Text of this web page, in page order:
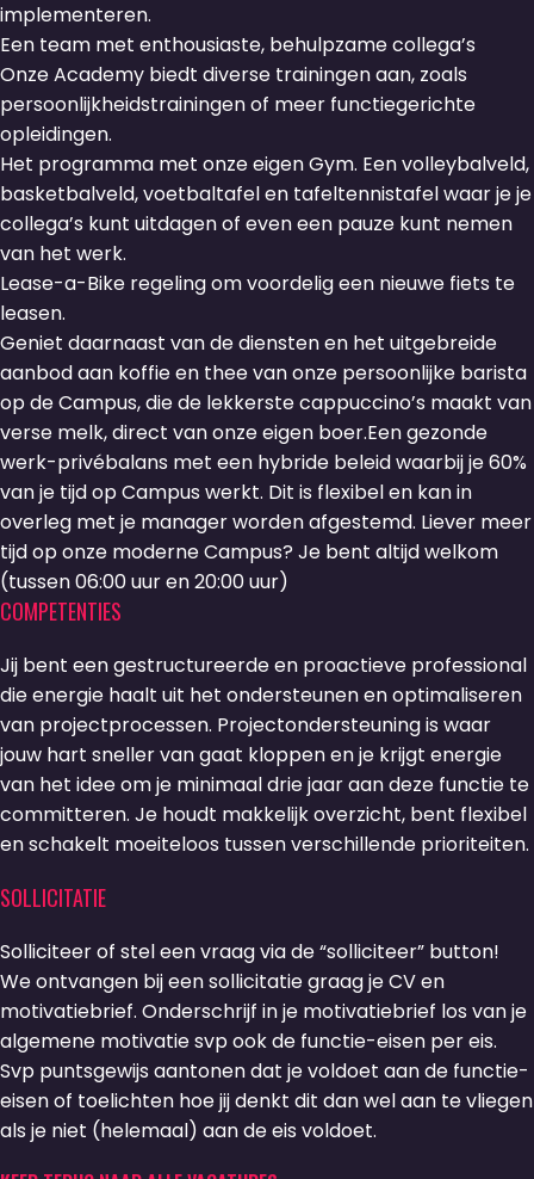
implementeren.
Een team met enthousiaste, behulpzame collega’s
Onze Academy biedt diverse trainingen aan, zoals
persoonlijkheidstrainingen of meer functiegerichte
opleidingen.
Het programma met onze eigen Gym. Een volleybalveld,
basketbalveld, voetbaltafel en tafeltennistafel waar je je
collega’s kunt uitdagen of even een pauze kunt nemen
van het werk.
Lease-a-Bike regeling om voordelig een nieuwe fiets te
leasen.
Geniet daarnaast van de diensten en het uitgebreide
aanbod aan koffie en thee van onze persoonlijke barista
op de Campus, die de lekkerste cappuccino’s maakt van
verse melk, direct van onze eigen boer.Een gezonde
werk-privébalans met een hybride beleid waarbij je 60%
van je tijd op Campus werkt. Dit is flexibel en kan in
overleg met je manager worden afgestemd. Liever meer
tijd op onze moderne Campus? Je bent altijd welkom
(tussen 06:00 uur en 20:00 uur)
COMPETENTIES
Jij bent een gestructureerde en proactieve professional
die energie haalt uit het ondersteunen en optimaliseren
van projectprocessen. Projectondersteuning is waar
jouw hart sneller van gaat kloppen en je krijgt energie
van het idee om je minimaal drie jaar aan deze functie te
committeren. Je houdt makkelijk overzicht, bent flexibel
en schakelt moeiteloos tussen verschillende prioriteiten.
SOLLICITATIE
Solliciteer of stel een vraag via de “solliciteer” button!
We ontvangen bij een sollicitatie graag je CV en
motivatiebrief. Onderschrijf in je motivatiebrief los van je
algemene motivatie svp ook de functie-eisen per eis.
Svp puntsgewijs aantonen dat je voldoet aan de functie-
eisen of toelichten hoe jij denkt dit dan wel aan te vliegen
als je niet (helemaal) aan de eis voldoet.